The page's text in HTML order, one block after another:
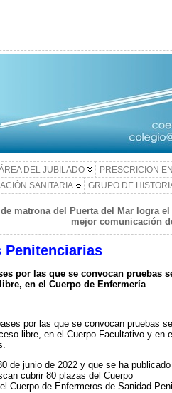
DEL JUBILADO PRESCRICION
SANITARIA GRUPO DE
matrona del Puerta del Mar logra
mejor comunicación
Penitenciarias
por las que se convocan pruebas
en el Cuerpo de Enfermería
por las que se convocan pruebas
libre, en el Cuerpo Facultativo y en
de junio de 2022 y que se ha
cubrir 80 plazas del Cuerpo
Cuerpo de Enfermeros de Sanidad